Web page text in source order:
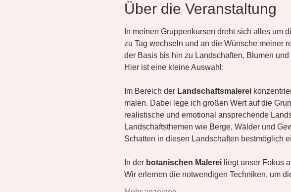
Über die Veranstaltung
In meinen Gruppenkursen dreht sich alles um
zu Tag wechseln und an die Wünsche meiner
der Basis bis hin zu Landschaften, Blumen
Hier ist eine kleine Auswahl:
Im Bereich der Landschaftsmalerei
malen. Dabei lege ich großen Wert auf die
realistische und emotional ansprechende
Landschaftsthemen wie Berge, Wälder und
Schatten in diesen Landschaften bestmöglich
In der botanischen Malerei liegt unser Fokus
Wir erlernen die notwendigen Techniken, um